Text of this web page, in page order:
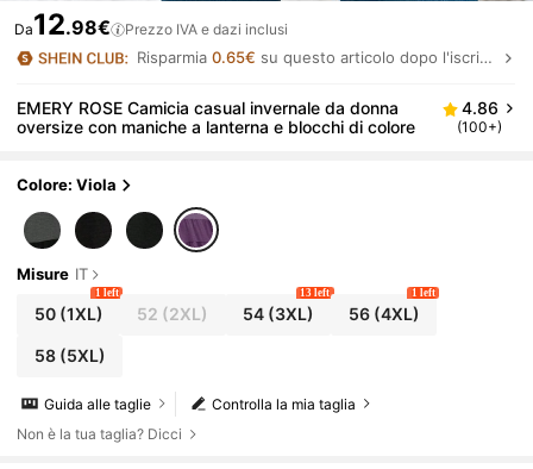
Da12.98€ Prezzo IVA e dazi inclusi
Risparmia0.65€ su questo articolo dopo l'iscrizione.
EMERY ROSE Camicia casual invernale da donna
oversize con maniche a lanterna e blocchi di colore
4.86
(100+)
Colore: Viola
Misure IT
50(1XL)
1 left
52 (2XL) 54(3XL)
13 left
56(4XL)
1 left
58(5XL)
Controlla la mia taglia
Guida alle taglie
Non è la tua taglia? Dicci